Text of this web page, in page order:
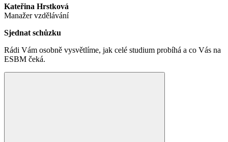
Kateřina Hrstková
Manažer vzdělávání
Sjednat schůzku
Rádi Vám osobně vysvětlíme, jak celé studium probíhá a co Vás na
ESBM čeká.